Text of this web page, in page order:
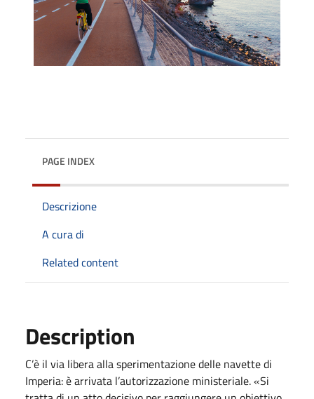
PAGE INDEX
Descrizione
A cura di
Related content
Description
C’è il via libera alla sperimentazione delle navette di
Imperia: è arrivata l’autorizzazione ministeriale. «Si